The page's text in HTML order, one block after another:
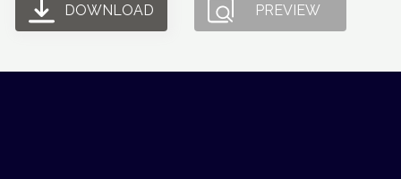
DOWNLOAD PREVIEW